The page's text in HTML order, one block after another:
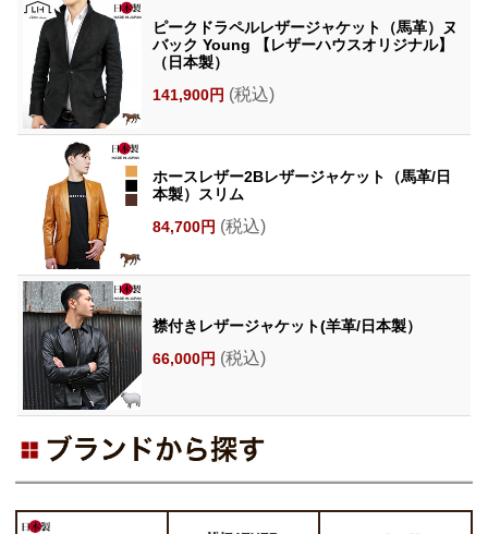
ピークドラペルレザージャケット（馬革）ヌ
バック Young 【レザーハウスオリジナル】
（日本製）
141,900円 (税込)
ホースレザー2Bレザージャケット（馬革/日
本製）スリム
84,700円 (税込)
襟付きレザージャケット(羊革/日本製）
66,000円 (税込)